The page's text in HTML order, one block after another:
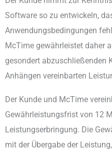
Software so zu entwickeln,
Anwendungsbedingungen
McTime gewährleistet daher
gesondert abzuschließenden
Anhängen vereinbarten
Der Kunde und McTime
Gewährleistungsfrist von 12
Leistungserbringung. Die
mit der Übergabe der